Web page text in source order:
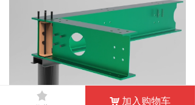
끄 낙 加入购物车